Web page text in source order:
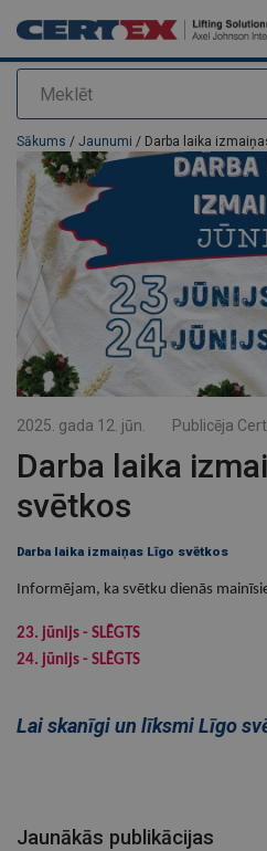
Meklēt
Pievienots jūsu pasūtījumam
Sākums / Jaunumi / Darba laika
2025. gada 12. jūn. Publicēja
Darba laika
svētkos
Darba laika izmaiņas Līgo svētkos
Informējam, ka svētku dienās
23. jūnijs - SLĒGTS
24. jūnijs - SLĒGTS
Lai skanīgi un līksmi Līgo
Jaunākās publikācijas